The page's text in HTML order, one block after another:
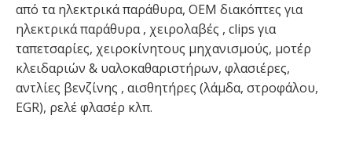
από τα ηλεκτρικά παράθυρα, OEM διακόπτες για
ηλεκτρικά παράθυρα , χειρολαβές , clips για
ταπετσαρίες, χειροκίνητους μηχανισμούς, μοτέρ
κλειδαριών & υαλοκαθαριστήρων, φλασιέρες,
αντλίες βενζίνης , αισθητήρες (λάμδα, στροφάλου,
EGR), ρελέ φλασέρ κλπ.